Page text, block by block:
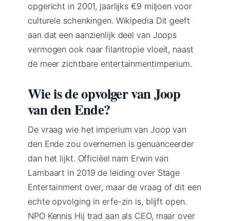
opgericht in 2001, jaarlijks €9 miljoen voor
culturele schenkingen. Wikipedia Dit geeft
aan dat een aanzienlijk deel van Joops
vermogen ook naar filantropie vloeit, naast
de meer zichtbare entertainmentimperium.
Wie is de opvolger van Joop
van den Ende?
De vraag wie het imperium van Joop van
den Ende zou overnemen is genuanceerder
dan het lijkt. Officiëel nam Erwin van
Lambaart in 2019 de leiding over Stage
Entertainment over, maar de vraag of dit een
echte opvolging in erfe-zin is, blijft open.
NPO Kennis Hij trad aan als CEO, maar over